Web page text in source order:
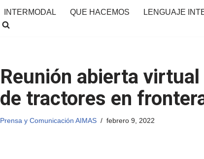
INTERMODAL QUE HACEMOS LENGUAJE
Reunión abierta
de tractores en
Prensa y Comunicación AIMAS febrero 9, 2022